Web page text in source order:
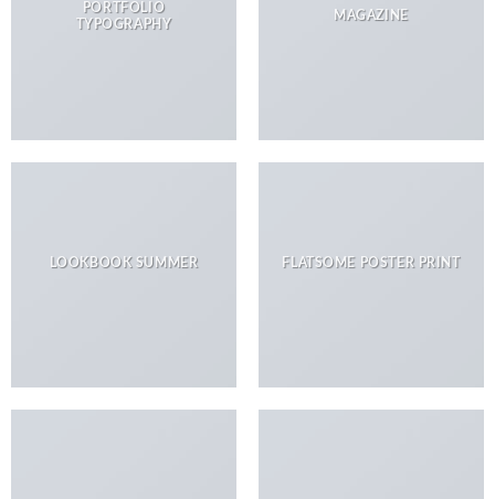
PORTFOLIO
TYPOGRAPHY
MAGAZINE
LOOKBOOK SUMMER FLATSOME POSTER PRINT